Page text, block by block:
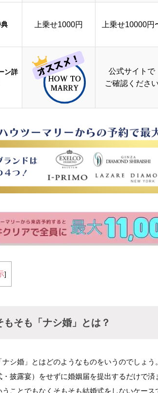
上乗せ1000円 上乗せ10000円
ン詳
公式サイトで
ご確認ください
]
もそも「ナシ婚」とは？
ナシ婚」とはどのようなものをいうのでしょ
・披露宴）をせずに婚姻届を提出するだけで
うことでもなくそもそも結婚式をしないケース